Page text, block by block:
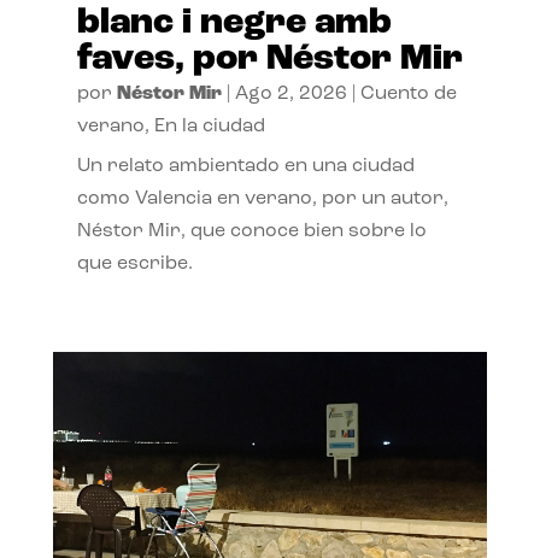
blanc i negre amb
faves, por Néstor Mir
por Néstor Mir| Ago 2, 2026
Cuento de
verano, En la ciudad
Un relato ambientado en una ciudad
como Valencia en verano, por un autor,
Néstor Mir, que conoce bien sobre lo
que escribe.